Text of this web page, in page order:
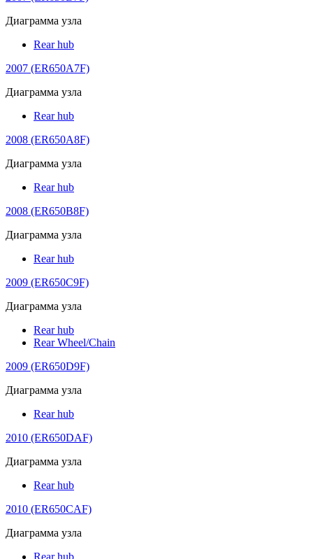
Диаграмма узла
Rear hub
2007 (ER650A7F)
Диаграмма узла
Rear hub
2008 (ER650A8F)
Диаграмма узла
Rear hub
2008 (ER650B8F)
Диаграмма узла
Rear hub
2009 (ER650C9F)
Диаграмма узла
Rear hub
Rear Wheel/Chain
2009 (ER650D9F)
Диаграмма узла
Rear hub
2010 (ER650DAF)
Диаграмма узла
Rear hub
2010 (ER650CAF)
Диаграмма узла